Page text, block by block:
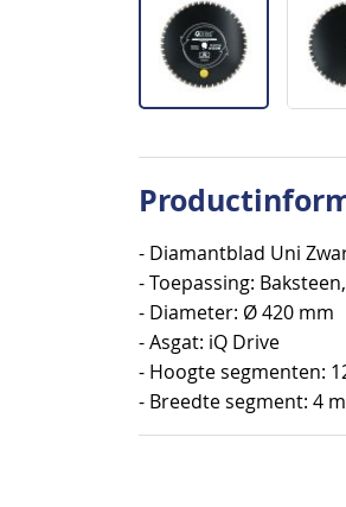
het
van
de
afbeeldingen-
gallerij
- Diamantblad Uni
- Toepassing:
- Diameter: Ø 420 mm
- Asgat: iQ Drive
- Hoogte segmenten:
- Breedte segment: 4